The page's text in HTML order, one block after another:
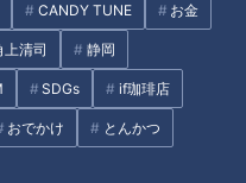
CANDY TUNE お金
上清司 静岡
SDGs if珈琲店
おでかけ とんかつ